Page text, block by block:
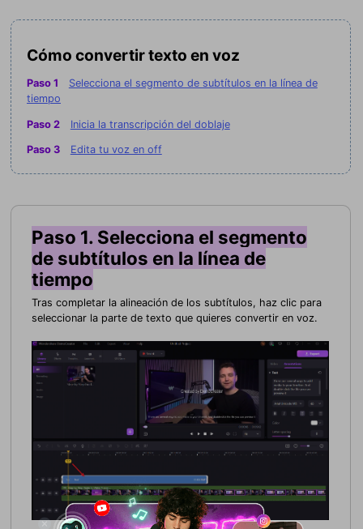
Cómo convertir texto en voz
Paso 1
Selecciona el segmento de subtítulos en la línea de
tiempo
Paso 2 Inicia la transcripción del doblaje
Paso 3 Edita tu voz en off
Paso 1. Selecciona el segmento
de subtítulos en la línea de
tiempo
Tras completar la alineación de los subtítulos, haz clic para
seleccionar la parte de texto que quieres convertir en voz.